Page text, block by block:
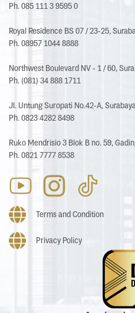
Ph. 085 111 3 9595 0
Royal Residence BS 07 / 23-25,
Ph. 08957 1044 8888
Northwest Boulevard NV - 1 / 60,
Ph. (081) 34 888 1711
Jl. Untung Suropati No.42-A,
Ph. 0823 4282 8498
Ruko Mendrisio 3 Blok B no. 59,
Ph. 0821 7777 8538
Terms and Condition
Privacy Policy